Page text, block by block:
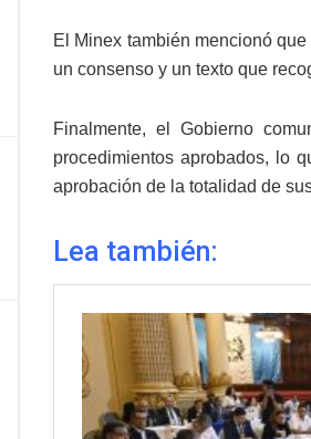
El Minex también mencionó
un consenso y un texto que
Finalmente, el Gobierno
procedimientos aprobados, lo
aprobación de la totalidad de
Lea también: